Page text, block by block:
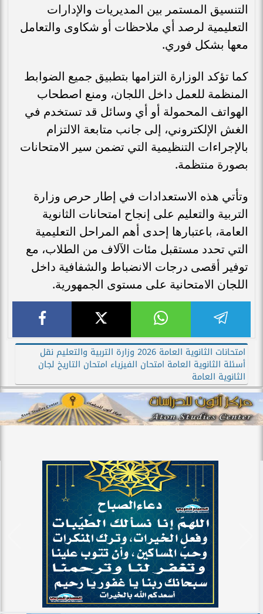
التنسيق المستمر بين المديريات والإدارات
التعليمية لرصد أي ملاحظات أو شكاوى والتعامل
معها بشكل فوري.
كما تؤكد الوزارة التزامها بتطبيق جميع الضوابط
المنظمة للعمل داخل اللجان، ومنع اصطحاب
الهواتف المحمولة أو أي وسائل قد تستخدم في
الغش الإلكتروني، إلى جانب متابعة الالتزام
بالإجراءات التنظيمية التي تضمن سير الامتحانات
بصورة منتظمة.
وتأتي هذه الاستعدادات في إطار حرص وزارة
التربية والتعليم على إنجاح امتحانات الثانوية
العامة، باعتبارها إحدى أهم المراحل التعليمية
التي تحدد مستقبل مئات الآلاف من الطلاب، مع
توفير أقصى درجات الانضباط والشفافية داخل
اللجان الامتحانية على مستوى الجمهورية.
امتحانات الثانوية العامة 2026 وزارة التربية والتعليم نقل
أسئلة الثانوية العامة امتحان الفيزياء امتحان التاريخ لجان
الثانوية العامة